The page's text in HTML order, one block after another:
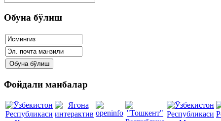
Обуна бўлиш
Фойдали манбалар